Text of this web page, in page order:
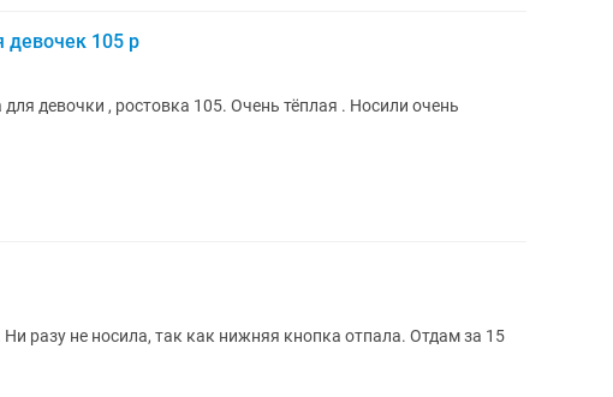
девочек 105 р
девочки , ростовка 105. Очень тёплая . Носили очень
разу не носила, так как нижняя кнопка отпала. Отдам за 15